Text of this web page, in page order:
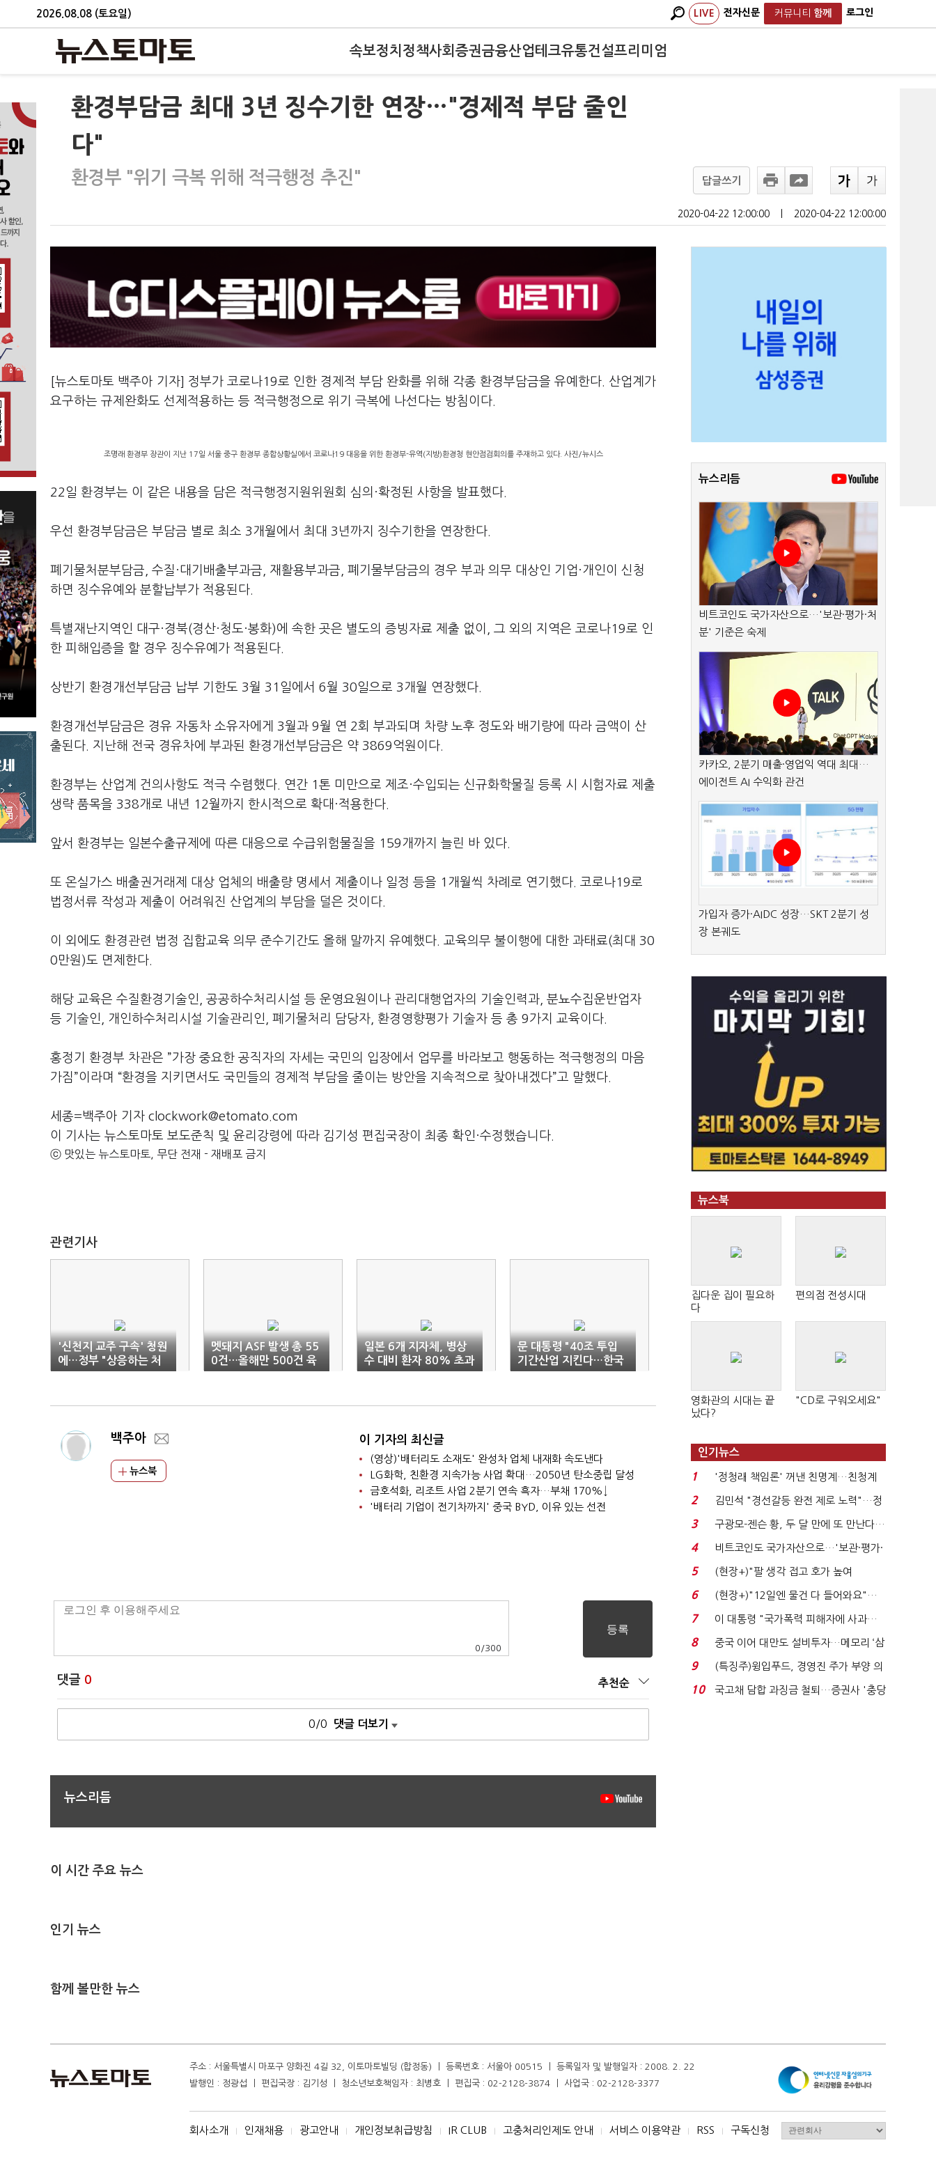
2026.08.08 (토요일) LIVE 전자신문 커뮤니티 함께 로그인
속보정치 정책사회 증권금융산업테크유통건설프리미엄
환경부담금 최대 3년 징수기한 연장…"경제적 부담 줄인
다"
환경부 "위기 극복 위해 적극행정 추진" 답글쓰기
2020-04-22 12:00:00 2020-04-22 12:00:00
[뉴스토마토 백주아 기자] 정부가 코로나19로 인한 경제적 부담 완화를 위해 각종 환경부담금을 유예한다. 산업계가
요구하는 규제완화도 선제적용하는 등 적극행정으로 위기 극복에 나선다는 방침이다.
조명래 환경부 장관이 지난 17일 서울 중구 환경부 종합상황실에서 코로나19 대응을 위한 환경부-유역(지방)환경청 현안점검회의를 주재하고 있다. 사진/뉴시스
22일 환경부는 이 같은 내용을 담은 적극행정지원위원회 심의·확정된 사항을 발표했다.
우선 환경부담금은 부담금 별로 최소 3개월에서 최대 3년까지 징수기한을 연장한다.
폐기물처분부담금, 수질·대기배출부과금, 재활용부과금, 폐기물부담금의 경우 부과 의무 대상인 기업·개인이 신청
하면 징수유예와 분할납부가 적용된다.
특별재난지역인 대구·경북(경산·청도·봉화)에 속한 곳은 별도의 증빙자료 제출 없이, 그 외의 지역은 코로나19로 인
한 피해입증을 할 경우 징수유예가 적용된다.
상반기 환경개선부담금 납부 기한도 3월 31일에서 6월 30일으로 3개월 연장했다.
환경개선부담금은 경유 자동차 소유자에게 3월과 9월 연 2회 부과되며 차량 노후 정도와 배기량에 따라 금액이 산
출된다. 지난해 전국 경유차에 부과된 환경개선부담금은 약 3869억원이다.
환경부는 산업계 건의사항도 적극 수렴했다. 연간 1톤 미만으로 제조·수입되는 신규화학물질 등록 시 시험자료 제출
생략 품목을 338개로 내년 12월까지 한시적으로 확대·적용한다.
앞서 환경부는 일본수출규제에 따른 대응으로 수급위험물질을 159개까지 늘린 바 있다.
또 온실가스 배출권거래제 대상 업체의 배출량 명세서 제출이나 일정 등을 1개월씩 차례로 연기했다. 코로나19로
법정서류 작성과 제출이 어려워진 산업계의 부담을 덜은 것이다.
이 외에도 환경관련 법정 집합교육 의무 준수기간도 올해 말까지 유예했다. 교육의무 불이행에 대한 과태료(최대 30
0만원)도 면제한다.
해당 교육은 수질환경기술인, 공공하수처리시설 등 운영요원이나 관리대행업자의 기술인력과, 분뇨수집운반업자
등 기술인, 개인하수처리시설 기술관리인, 폐기물처리 담당자, 환경영향평가 기술자 등 총 9가지 교육이다.
홍정기 환경부 차관은 ”가장 중요한 공직자의 자세는 국민의 입장에서 업무를 바라보고 행동하는 적극행정의 마음
가짐”이라며 “환경을 지키면서도 국민들의 경제적 부담을 줄이는 방안을 지속적으로 찾아내겠다”고 말했다.
세종=백주아 기자 clockwork@etomato.com
이 기사는 뉴스토마토 보도준칙 및 윤리강령에 따라 김기성 편집국장이 최종 확인·수정했습니다.
ⓒ 맛있는 뉴스토마토, 무단 전재 - 재배포 금지
관련기사
'신천지 교주 구속' 청원
에…정부 "상응하는 처
벌 이뤄질 것"
멧돼지 ASF 발생 총 55
0건…올해만 500건 육
박
일본 6개 지자체, 병상
수 대비 환자 80% 초과
문 대통령 "40조 투입
기간산업 지킨다…한국
판 뉴딜 준비"
백주아
뉴스북
이 기자의 최신글
(영상)'배터리도 소재도' 완성차 업체 내재화 속도낸다
LG화학, 친환경 지속가능 사업 확대…2050년 탄소중립 달성
금호석화, 리조트 사업 2분기 연속 흑자…부채 170%↓
'배터리 기업이 전기차까지' 중국 BYD, 이유 있는 선전
0 /300
댓글 0 추천순
0/0 댓글 더보기
뉴스리듬
이 시간 주요 뉴스
인기 뉴스
함께 볼만한 뉴스
뉴스리듬
비트코인도 국가자산으로…'보관·평가·처
분' 기준은 숙제
카카오, 2분기 매출·영업익 역대 최대…
에이전트 AI 수익화 관건
가입자 증가·AIDC 성장…SKT 2분기 성
장 본궤도
뉴스북
집다운 집이 필요하
다
편의점 전성시대
영화관의 시대는 끝
났다?
"CD로 구워오세요"
인기뉴스
1
'정청래 책임론' 꺼낸 친명계…친청계
는 추가투표 때리기...
2
김민석 "경선갈등 완전 제로 노력"…정
청래 "반명 공세 사...
3
구광모-젠슨 황, 두 달 만에 또 만난다…
로봇·AI 등 논...
4
비트코인도 국가자산으로…'보관·평가·
처분' 기준은 ...
5
(현장+)"팔 생각 접고 호가 높여
요"…'덜 똘똘한 한 채' 20...
6
(현장+)"12일엔 물건 다 들어와요"…
빈 매대 채우며 문 연 ...
7
이 대통령 "국가폭력 피해자에 사과…
적극적 조사로 진...
8
중국 이어 대만도 설비투자…메모리 ‘삼
국전쟁’
9
(특징주)윙입푸드, 경영진 주가 부양 의
지에 상한가...
10
국고채 담합 과징금 철퇴…증권사 '충당
주소 : 서울특별시 마포구 양화진 4길 32, 이토마토빌딩 (합정동) ㅣ 등록번호 : 서울아 00515 ㅣ 등록일자 및 발행일자 : 2008. 2. 22
발행인 : 정광섭 ㅣ 편집국장 : 김기성 ㅣ 청소년보호책임자 : 최병호 ㅣ 편집국 : 02-2128-3874 ㅣ 사업국 : 02-2128-3377
회사소개 I 인재채용 I 광고안내 I 개인정보취급방침 I IR CLUB I 고충처리인제도 안내 I 서비스 이용약관 I RSS I 구독신청